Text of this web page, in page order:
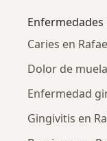
Caries en
Dolor de
Enfermedad
Gingivitis en